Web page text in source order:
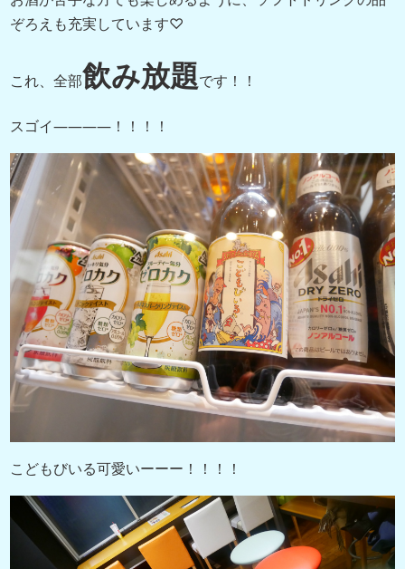
ぞろえも充実しています♡
これ、全部飲み放題です！！
スゴイ――――！！！！
こどもびいる可愛いーーー！！！！